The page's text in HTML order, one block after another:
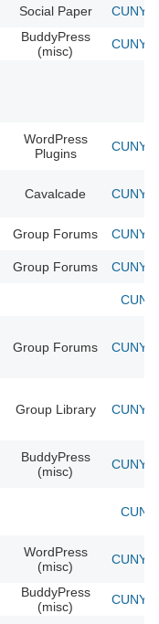
Social Paper CUNY
BuddyPress
(misc)
CUNY
WordPress
Plugins
CUNY
Cavalcade CUNY
Group Forums CUNY
Group Forums CUNY
Group Forums CUNY
Group Library CUNY
BuddyPress
(misc)
CUNY
WordPress
(misc)
CUNY
BuddyPress
(misc)
CUNY